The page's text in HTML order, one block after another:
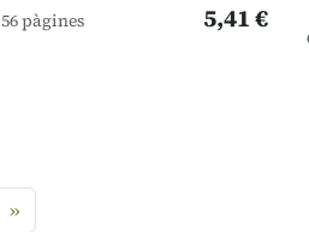
56 pàgines 5,41 €
»següent